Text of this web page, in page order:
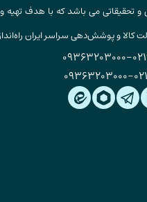
و تحقیقاتی می باشد که با هدف تهیه
کالا و پوشش‌دهی سراسر ایران
-
09363203000
-
09363203000